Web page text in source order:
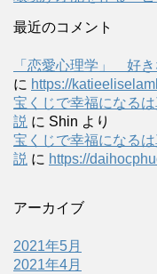
最近のコメント
「恋愛心理学」 好
に https://
宝くじで幸福になる
説 に Shin より
宝くじで幸福になる
説 に https://
アーカイブ
2021年5月
2021年4月